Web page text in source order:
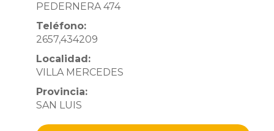
PEDERNERA 474
Teléfono:
2657,434209
Localidad:
VILLA MERCEDES
Provincia:
SAN LUIS